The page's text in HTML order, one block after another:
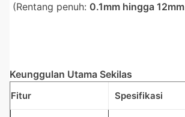
(Rentang penuh: 0.1mm hingga 12mm
Keunggulan Utama Sekilas
Fitur Spesifikasi